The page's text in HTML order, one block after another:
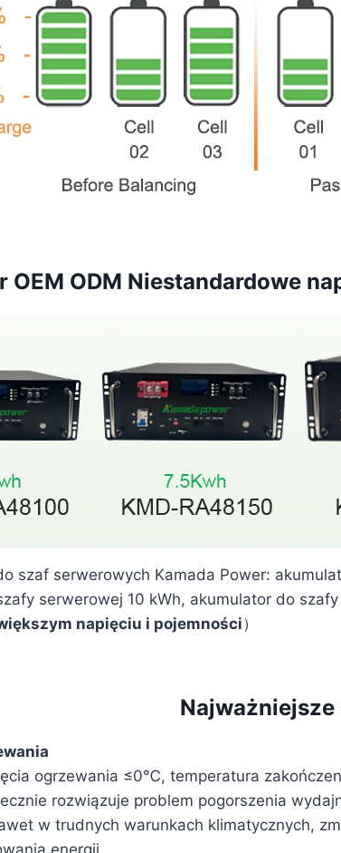
OEM ODM Niestandardowe
szaf serwerowych Kamada Power:
serwerowej 10 kWh, akumulator do
napięciu i pojemności）
ogrzewania ≤0℃, temperatura
rozwiązuje problem pogorszenia
w trudnych warunkach klimatycznych,